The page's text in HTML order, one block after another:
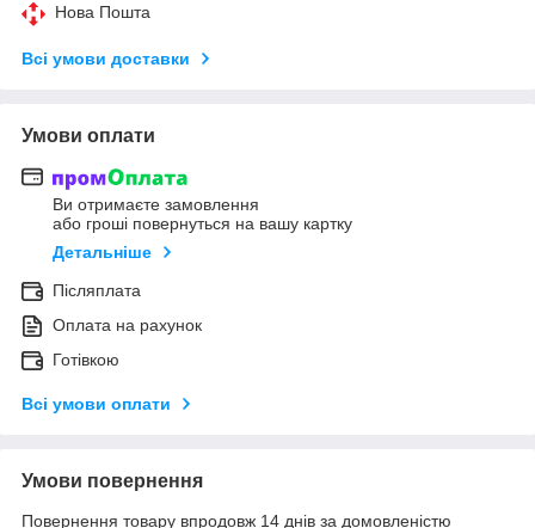
Нова Пошта
Всі умови доставки
Умови оплати
Ви отримаєте замовлення
або гроші повернуться на вашу картку
Детальніше
Післяплата
Оплата на рахунок
Готівкою
Всі умови оплати
Умови повернення
Повернення товару впродовж 14 днів за домовленістю